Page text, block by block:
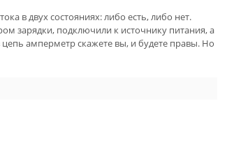
в двух состояниях: либо есть, либо нет.
зарядки, подключили к источнику питания, а
амперметр скажете вы, и будете правы. Но